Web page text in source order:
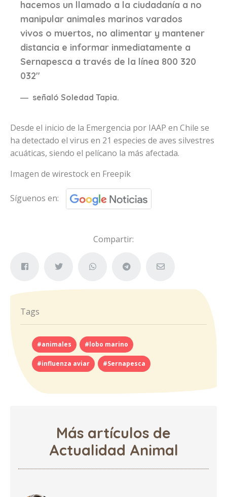
hacemos un llamado a la ciudadanía a no
manipular animales marinos varados
vivos o muertos, no alimentar y mantener
distancia e informar inmediatamente a
Sernapesca a través de la línea 800 320
032"
señaló Soledad Tapia.
Desde el inicio de la Emergencia por IAAP en Chile se
ha detectado el virus en 21 especies de aves silvestres
acuáticas, siendo el pelícano la más afectada.
Imagen de wirestock en Freepik
Síguenos en:
Compartir:
Tags
#animales #lobo marino
#influenza aviar #Sernapesca
Más artículos de
Actualidad Animal